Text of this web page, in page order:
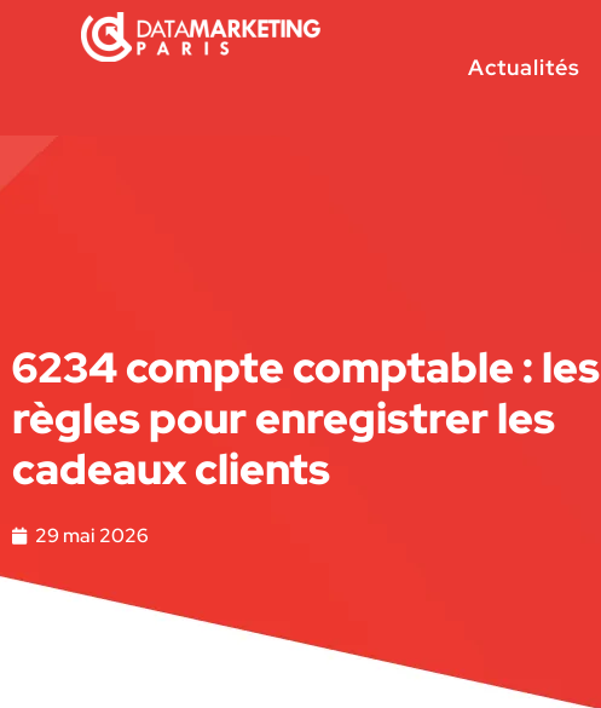
Actualités
6234 compte comptable : les
règles pour enregistrer les
cadeaux clients
29 mai 2026